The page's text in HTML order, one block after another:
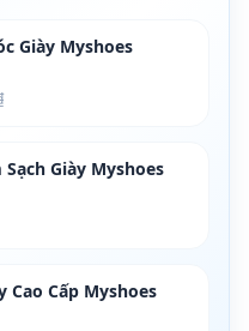
Giày Myshoes
Giày Myshoes
Cao Cấp Myshoes